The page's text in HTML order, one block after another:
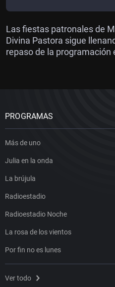
Las fiestas patronales de
Divina Pastora sigue
repaso de la programación
PROGRAMAS
Más de uno
Julia en la onda
La brújula
Radioestadio
Radioestadio Noche
La rosa de los vientos
Por fin no es lunes
Ver todo